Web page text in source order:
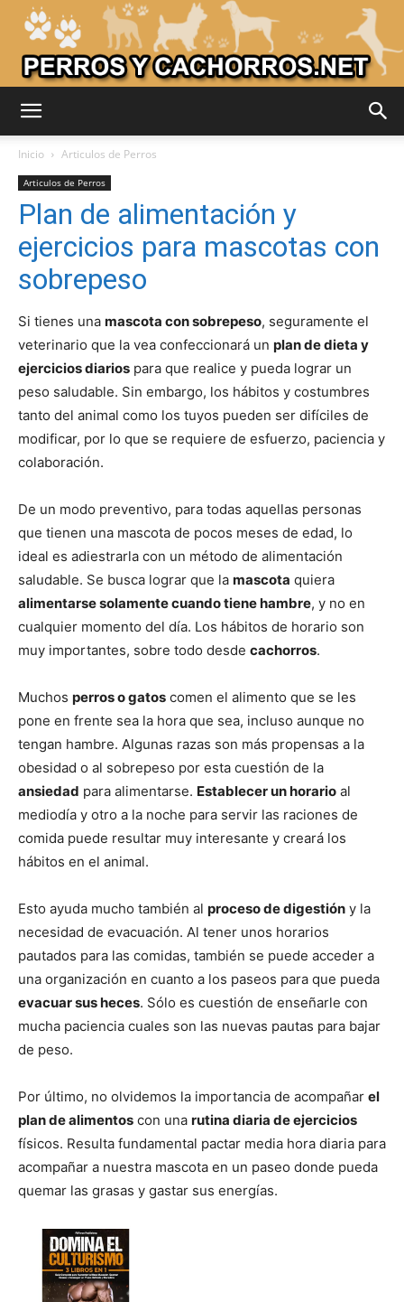
Perros
Razas
Perros
Fotos
de
Inicio Articulos de Perros
Articulos de Perros
Plan de alimentación y
ejercicios para mascotas con
sobrepeso
Si tienes una mascota con sobrepeso, seguramente el
veterinario que la vea confeccionará un plan de dieta y
ejercicios diarios para que realice y pueda lograr un
peso saludable. Sin embargo, los hábitos y costumbres
tanto del animal como los tuyos pueden ser difíciles de
modificar, por lo que se requiere de esfuerzo, paciencia y
colaboración.
De un modo preventivo, para todas aquellas personas
que tienen una mascota de pocos meses de edad, lo
ideal es adiestrarla con un método de alimentación
saludable. Se busca lograr que la mascota quiera
alimentarse solamente cuando tiene hambre, y no en
cualquier momento del día. Los hábitos de horario son
muy importantes, sobre todo desde cachorros.
Muchos perros o gatos comen el alimento que se les
pone en frente sea la hora que sea, incluso aunque no
tengan hambre. Algunas razas son más propensas a la
obesidad o al sobrepeso por esta cuestión de la
ansiedad para alimentarse. Establecer un horario al
mediodía y otro a la noche para servir las raciones de
comida puede resultar muy interesante y creará los
hábitos en el animal.
Esto ayuda mucho también al proceso de digestión y la
necesidad de evacuación. Al tener unos horarios
pautados para las comidas, también se puede acceder a
una organización en cuanto a los paseos para que pueda
evacuar sus heces. Sólo es cuestión de enseñarle con
mucha paciencia cuales son las nuevas pautas para bajar
de peso.
Por último, no olvidemos la importancia de acompañar el
plan de alimentos con una rutina diaria de ejercicios
físicos. Resulta fundamental pactar media hora diaria para
acompañar a nuestra mascota en un paseo donde pueda
quemar las grasas y gastar sus energías.